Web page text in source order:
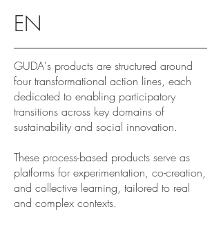
EN
GUDA's products are structured around
four transformational action lines, each
dedicated to enabling participatory
transitions across key domains of
sustainability and social innovation.
These process-based products serve as
platforms for experimentation, co-creation,
and collective learning, tailored to real
and complex contexts.